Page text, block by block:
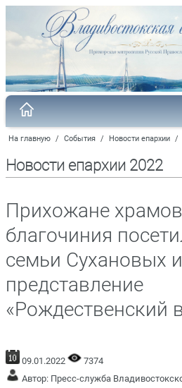
На главную / События / Новости епархии /
Новости епархии 2022
Прихожане
благочиния
семьи Сухановых и
представление
«Рождественский
09.01.2022
7374
Автор: Пресс-служба